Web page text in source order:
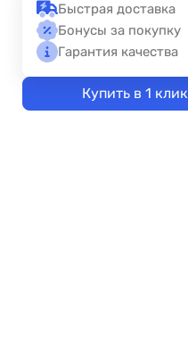
Быстрая доставка
Бонусы за покупку
Гарантия качества
Купить в 1 клик